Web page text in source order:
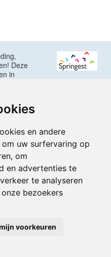
en andere
uw surfervaring op
om
en advertenties te
te analyseren
bezoekers
voorkeuren
Deze
in
| ABM Financial News